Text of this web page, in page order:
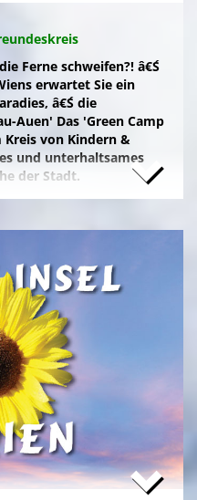
Ferne schweifen?! â€Ś
erwartet Sie ein
â€Ś die
Auen' Das 'Green Camp
von Kindern &
und unterhaltsames
der Stadt.
meiden und zum
mit
KĂźhl- und Catering-
fĂźr das
Familie mit
Ambiente, mit
Tour Lobau'
mit romantischem
knisternden Lagerfeuer
Buchung!